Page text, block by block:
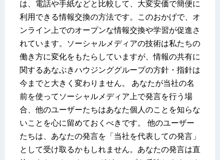
は、電話や手紙などと比較して、大変安価で簡便に
利用できる情報交換の方法です。このおかげで、オ
ンライン上でのオープンな情報交換や学習が促進さ
れています。ソーシャルメディアの技術は私たちの
働き方に変化をもたらしていますが、情報の共有に
関するあなぶきハウジンググループの方針・指針は
今までと大きく変わりません。 あなたが当社の名
前を使ってソーシャルメディア上で発言を行う場
合、他のユーザーたちはあなた個人のことを知らな
いことを心に留めておくべきです。 他のユーザー
たちは、あなたの発言を「当社を代表しての発言」
として受け取るかもしれません。あなたの発言は直